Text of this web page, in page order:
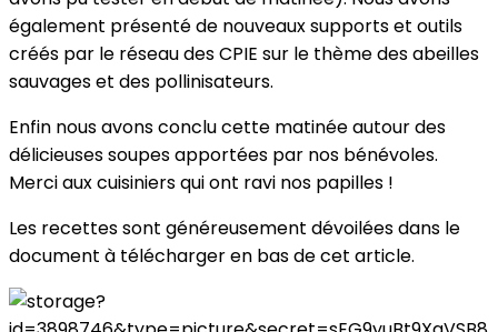
également présenté de nouveaux supports et outils
créés par le réseau des CPIE sur le thème des abeilles
sauvages et des pollinisateurs.
Enfin nous avons conclu cette matinée autour des
délicieuses soupes apportées par nos bénévoles.
Merci aux cuisiniers qui ont ravi nos papilles !
Les recettes sont généreusement dévoilées dans le
document à télécharger en bas de cet article.